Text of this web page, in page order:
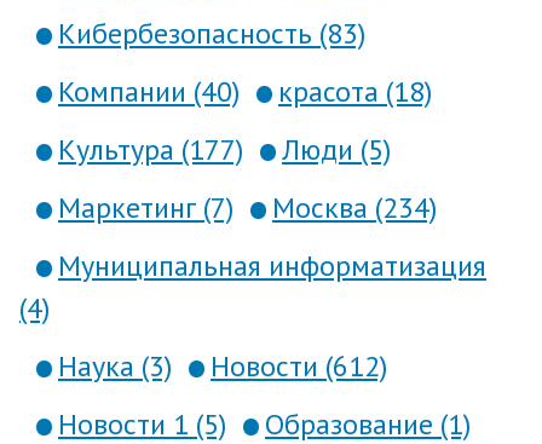
Кибербезопасность (83)
Компании (40)
красота (18)
Культура (177)
Люди (5)
Маркетинг (7)
Москва (234)
Муниципальная информатизация
(4)
Наука (3)
Новости (612)
Новости 1 (5)
Образование (1)